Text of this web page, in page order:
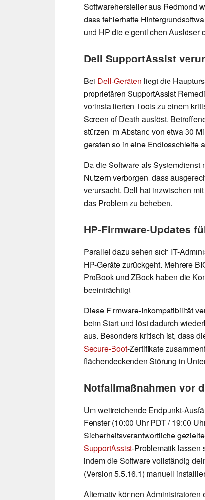
Softwarehersteller aus Redmond
dass fehlerhafte
und HP die eigentlichen Auslöser
Dell SupportAssist
Bei Dell-Geräten liegt die
proprietären SupportAssist
vorinstallierten Tools zu einem
Screen of Death auslöst.
stürzen im Abstand von etwa 30
geraten so in eine Endlosschleife
Da die Software als Systemdienst
Nutzern verborgen, dass
verursacht. Dell hat inzwischen
das Problem zu beheben.
HP-Firmware-Updates
Parallel dazu sehen sich IT-
HP-Geräte zurückgeht. Mehrere
ProBook und ZBook haben die
beeinträchtigt
Diese Firmware-Inkompatibilität
beim Start und löst dadurch
aus. Besonders kritisch ist, dass
Secure-Boot-Zertifikate
flächendeckenden Störung in
Notfallmaßnahmen vor
Um weitreichende Endpunkt-
Fenster (10:00 Uhr PDT / 19:00
Sicherheitsverantwortliche
SupportAssist-Problematik lassen
indem die Software vollständig
(Version 5.5.16.1) manuell
Alternativ können